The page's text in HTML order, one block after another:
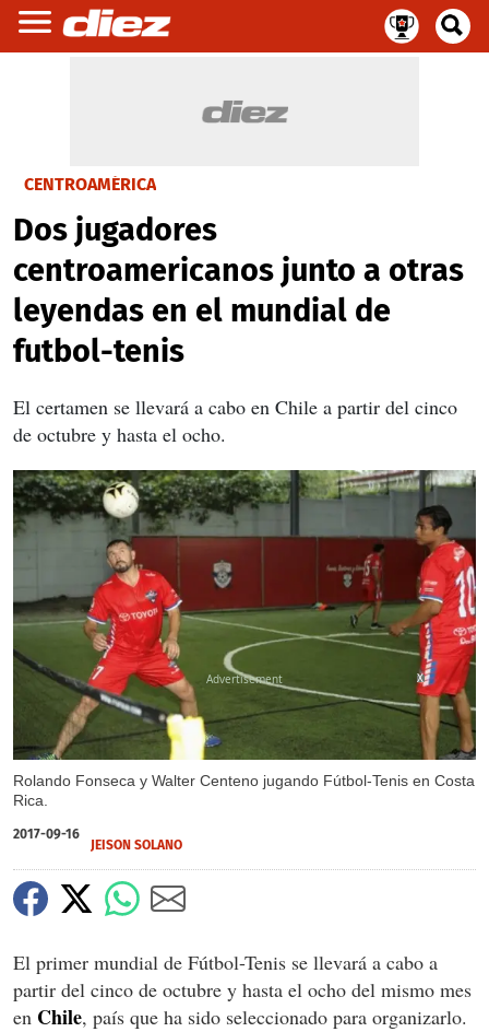
CENTROAMÉRICA
Dos jugadores
centroamericanos junto a otras
leyendas en el mundial de
futbol-tenis
El certamen se llevará a cabo en Chile a partir del cinco
de octubre y hasta el ocho.
Rolando Fonseca y Walter Centeno jugando Fútbol-Tenis en Costa
Rica.
X
2017-09-16
JEISON SOLANO
El primer mundial de Fútbol-Tenis se llevará a cabo a
partir del cinco de octubre y hasta el ocho del mismo mes
en Chile, país que ha sido seleccionado para organizarlo.